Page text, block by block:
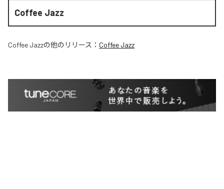
Coffee Jazz
Coffee Jazzの他のリリース： Coffee Jazz